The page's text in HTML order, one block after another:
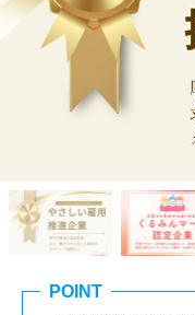
POINT